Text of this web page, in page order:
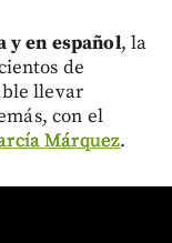
y en español, la
de
llevar
con el
Márquez.